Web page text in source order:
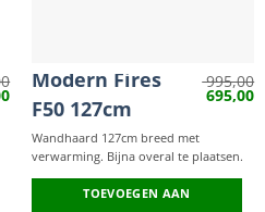
Huidige
prijs
899,00.
Modern Fires
F50 127cm
995,00
prijs
695,00
Wandhaard 127cm breed met
verwarming. Bijna overal te plaatsen.
TOEVOEGEN AAN